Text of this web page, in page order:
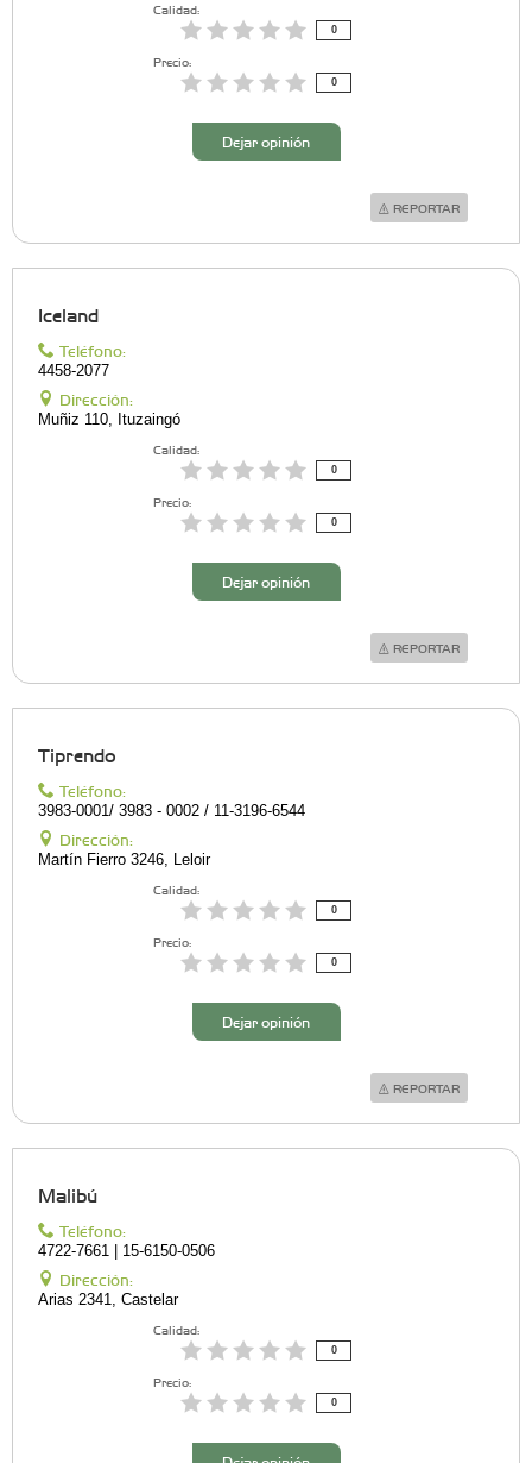
Calidad:
0
Precio:
0
Dejar opinión
REPORTAR
Iceland
Teléfono:
4458-2077
Dirección:
Muñiz 110, Ituzaingó
Calidad:
0
Precio:
0
Dejar opinión
REPORTAR
Tiprendo
Teléfono:
3983-0001/ 3983 - 0002 / 11-3196-6544
Dirección:
Martín Fierro 3246, Leloir
Calidad:
0
Precio:
0
Dejar opinión
REPORTAR
Malibú
Teléfono:
4722-7661 | 15-6150-0506
Dirección:
Arias 2341, Castelar
Calidad:
0
Precio:
0